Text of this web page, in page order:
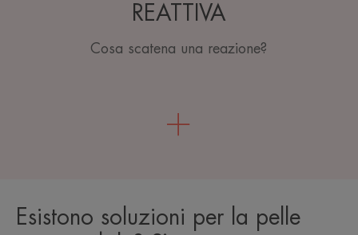
REATTIVA
Cosa scatena una reazione?
Esistono soluzioni per la pelle